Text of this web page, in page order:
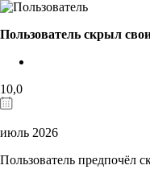
Пользователь скрыл
10,0
июль 2026
Пользователь предпочёл